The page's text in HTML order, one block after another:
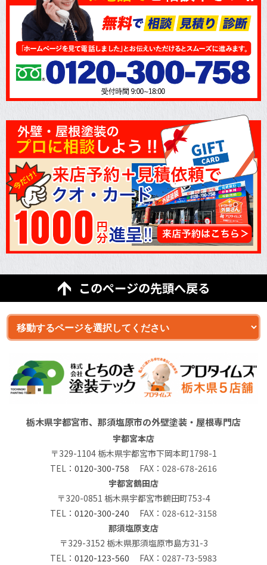
このページの先頭へ戻る
栃木県宇都宮市、那須塩原市の外壁塗装・屋根専門店
宇都宮本店
〒329-1104 栃木県宇都宮市下岡本町1798-1
TEL： 0120-300-758 FAX：028-678-2616
宇都宮鶴田店
〒320-0851 栃木県宇都宮市鶴田町753-4
TEL： 0120-300-240 FAX：028-612-3158
那須塩原支店
〒329-3152 栃木県那須塩原市島方31-3
TEL： 0120-123-560 FAX：0287-73-5983